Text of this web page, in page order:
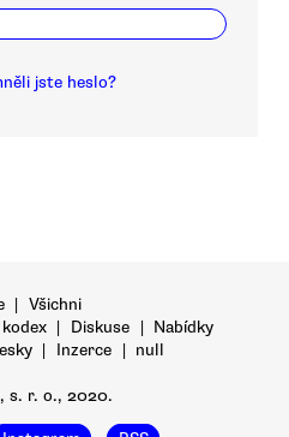
jste heslo?
| Všichni
| Diskuse | Nabídky
| Inzerce | null
s. r. o., 2020.